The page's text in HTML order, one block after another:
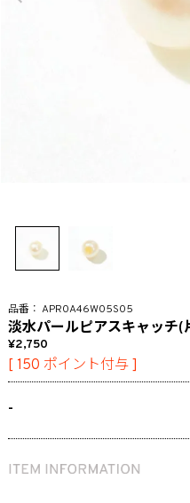
APR0A46W05S05
淡水パールピアスキャッチ(
2,750
[ 150 ポイント付与 ]
-